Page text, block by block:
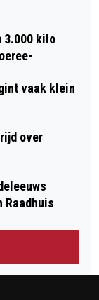
3.000 kilo
vaak klein
over
Raadhuis